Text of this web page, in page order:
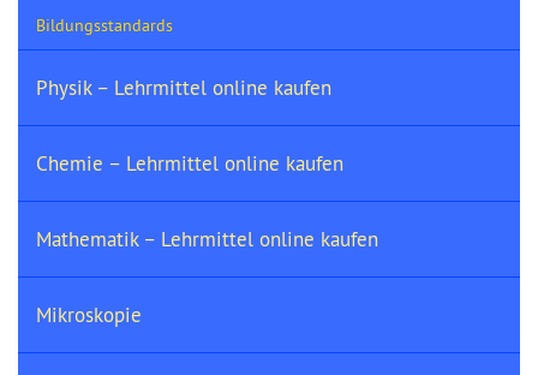
Bildungsstandards
Physik – Lehrmittel online kaufen
Chemie – Lehrmittel online kaufen
Mathematik – Lehrmittel online kaufen
Mikroskopie